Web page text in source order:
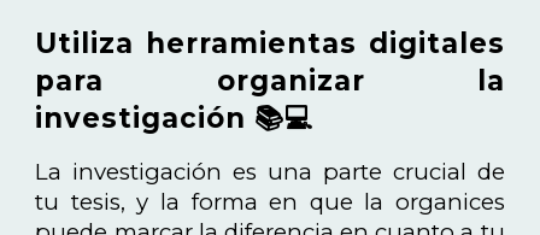
Utiliza herramientas digitales
para organizar la
investigación 📚💻
La investigación es una parte crucial de
tu tesis, y la forma en que la organices